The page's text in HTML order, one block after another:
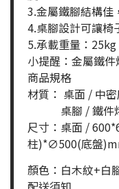
3.金屬鐵腳結構佳
4.桌腳設計可讓椅
5.承載重量：25kg
小提醒：金屬鐵
商品規格
材質： 桌面 / 中
桌腳 / 鐵件
尺寸：桌面 /
柱)*∅500(底盤
顏色：白木紋+白